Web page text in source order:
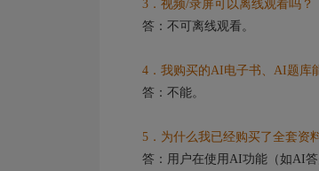
3．视频/录屏可以离线观看吗？
答：不可离线观看。
4．我购买的AI电子书、AI题库
答：不能。
5．为什么我已经购买了全套资料
答：用户在使用AI功能（如AI答